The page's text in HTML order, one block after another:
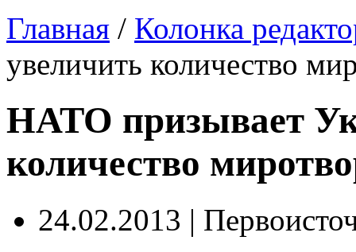
Главная / Колонка
увеличить количество
НАТО призывает
количество
24.02.2013 |